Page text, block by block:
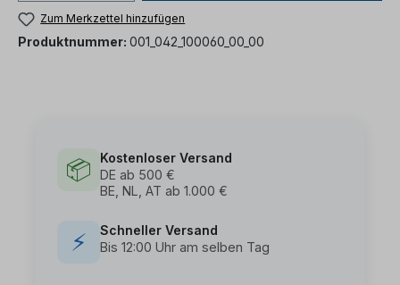
Zum Merkzettel hinzufügen
Produktnummer: 001_042_100060_00_00
📦
Kostenloser Versand
DE ab 500 €
BE, NL, AT ab 1.000 €
⚡
Schneller Versand
Bis 12:00 Uhr am selben Tag